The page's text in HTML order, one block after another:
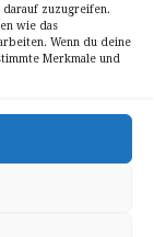
zuzugreifen.
wie das
Wenn du deine
Merkmale und
von